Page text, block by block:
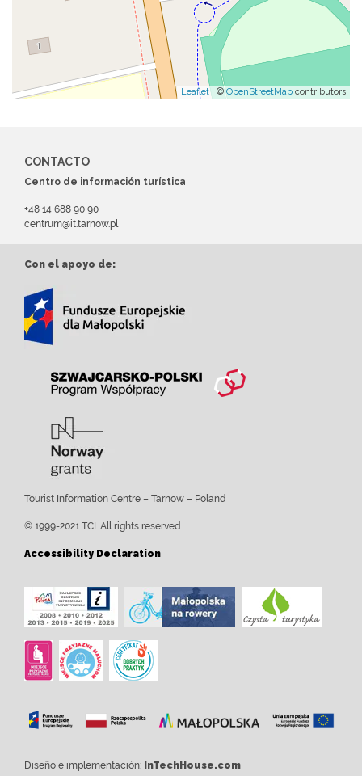
Leaflet| ©OpenStreetMap contributors
CONTACTO
Centro de información turística
+48 14 688 90 90
centrum@it.tarnow.pl
Con el apoyo de:
Tourist Information Centre – Tarnow – Poland
© 1999-2021 TCI. All rights reserved.
Accessibility Declaration
Diseño e implementación: InTechHouse.com